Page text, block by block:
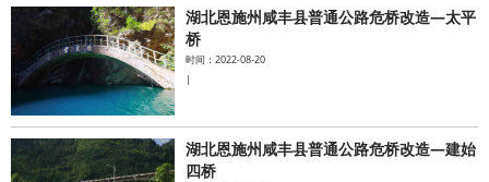
湖北恩施州咸丰县普通公路危桥改造—太平
桥
时间：2022-08-20
|
湖北恩施州咸丰县普通公路危桥改造—建始
四桥